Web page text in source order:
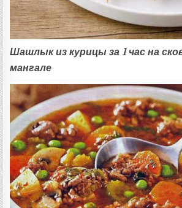
Шашлык из курицы за 1 час на
мангале